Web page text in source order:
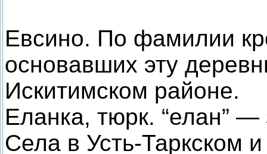
Евсино. По фамилии
основавших эту
Искитимском районе.
Еланка, тюрк. “елан”
Села в Усть-Таркском